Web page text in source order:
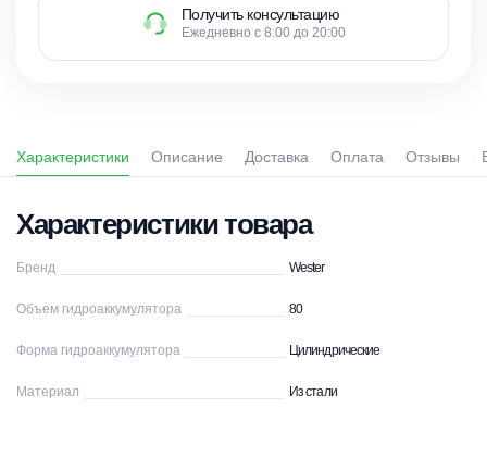
Получить консультацию
Ежедневно с 8:00 до 20:00
Характеристики Описание Доставка Оплата Отзывы
Характеристики товара
Бренд Wester
Объем гидроаккумулятора 80
Форма гидроаккумулятора Цилиндрические
Материал Из стали